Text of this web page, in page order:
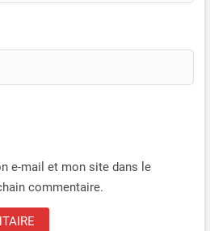
e-mail et mon site dans le
commentaire.